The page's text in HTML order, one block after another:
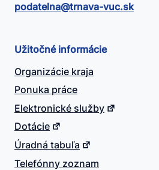
podatelna@​trnava-vuc.sk
Užitočné informácie
Organizácie kraja
Ponuka práce
Elektronické služby
Dotácie
Úradná tabuľa
Telefónny zoznam